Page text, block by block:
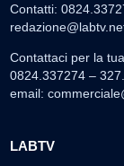
Contatti:
Contattaci per la
0824.337274 –
email:
LABTV